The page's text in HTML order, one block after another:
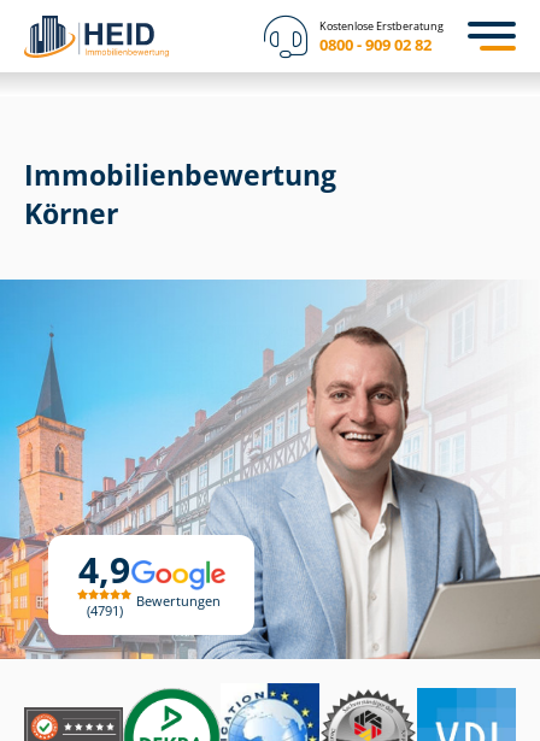
Kostenlose Erstberatung
0800 - 909 02 82
4,9
4791
Bewertungen
Immobilien­bewertung
Körner